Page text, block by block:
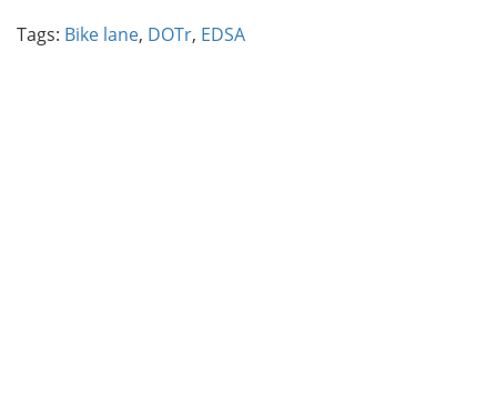
Tags: Bike lane, DOTr, EDSA